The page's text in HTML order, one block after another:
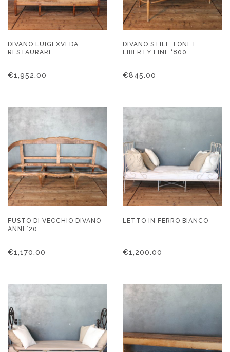
DIVANO LUIGI XVI DA
RESTAURARE
€1,952.00
DIVANO STILE TONET
LIBERTY FINE ‘800
€845.00
FUSTO DI VECCHIO DIVANO
ANNI ’20
€1,170.00
LETTO IN FERRO BIANCO
€1,200.00